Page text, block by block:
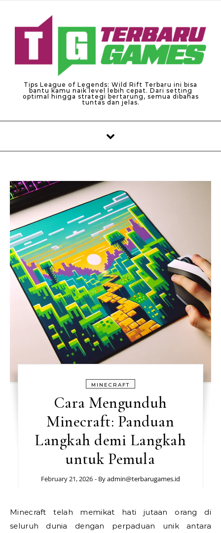
Skip to content
Tips League of Legends: Wild Rift Terbaru ini bisa
bantu kamu naik level lebih cepat. Dari setting
optimal hingga strategi bertarung, semua dibahas
tuntas dan jelas.
MINECRAFT
Cara Mengunduh
Minecraft: Panduan
Langkah demi Langkah
untuk Pemula
February 21, 2026 - Byadmin@terbarugames.id
Minecraft telah memikat hati jutaan orang di
seluruh dunia dengan perpaduan unik antara